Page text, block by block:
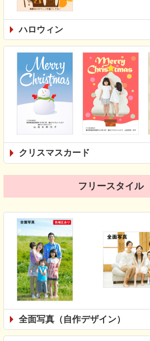
ハロウィン
クリスマスカード
フリースタイル
全面写真（自作デザイン）